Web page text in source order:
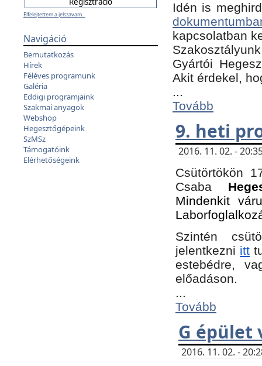
Elfelejtettem a jelszavam...
Navigáció
Bemutatkozás
Hírek
Féléves programunk
Galéria
Eddigi programjaink
Szakmai anyagok
Webshop
Hegesztőgépeink
SzMSz
Támogatóink
Elérhetőségeink
Idén is
kapcsolatban
Gyártói
Akit érdekel,
...
Tovább
9. heti
2016. 11. 02. -
Csütörtökön
Csaba
Mindenkit
Szintén
jelentkezni itt
estebédre,
előadáson.
...
Tovább
G épület
2016. 11. 02. -